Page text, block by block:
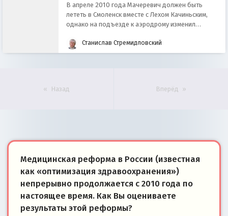
В апреле 2010 года Мачеревич должен быть
лететь в Смоленск вместе с Лехом Качиньским,
однако на подъезде к аэродрому изменил
Станислав Стремидловский
Назад Вперёд
Медицинская реформа в России (известная
как «оптимизация здравоохранения»)
непрерывно продолжается с 2010 года по
настоящее время. Как Вы оцениваете
результаты этой реформы?